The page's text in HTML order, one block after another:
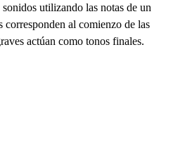
utilizando las notas de un
al comienzo de las
actúan como tonos finales.